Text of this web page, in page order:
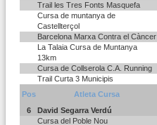
Trail les Tres Fonts Masquefa
Cursa de muntanya de
Castellterçol
Barcelona Marxa Contra el Càncer
La Talaia Cursa de Muntanya
13km
Cursa de Collserola C.A. Running
Trail Curta 3 Municipis
Pos
Atleta Cursa
6
David Segarra Verdú
Cursa del Poble Nou